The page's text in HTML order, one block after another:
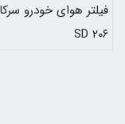
۲۰۶ SD